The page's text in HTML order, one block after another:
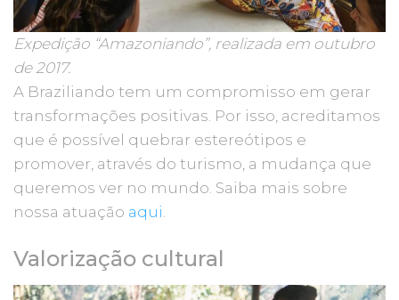
Expedição “Amazoniando”, realizada em outubro
de 2017.
A Braziliando tem um compromisso em gerar
transformações positivas. Por isso, acreditamos
que é possível quebrar estereótipos e
promover, através do turismo, a mudança que
queremos ver no mundo. Saiba mais sobre
nossa atuação aqui.
Valorização cultural